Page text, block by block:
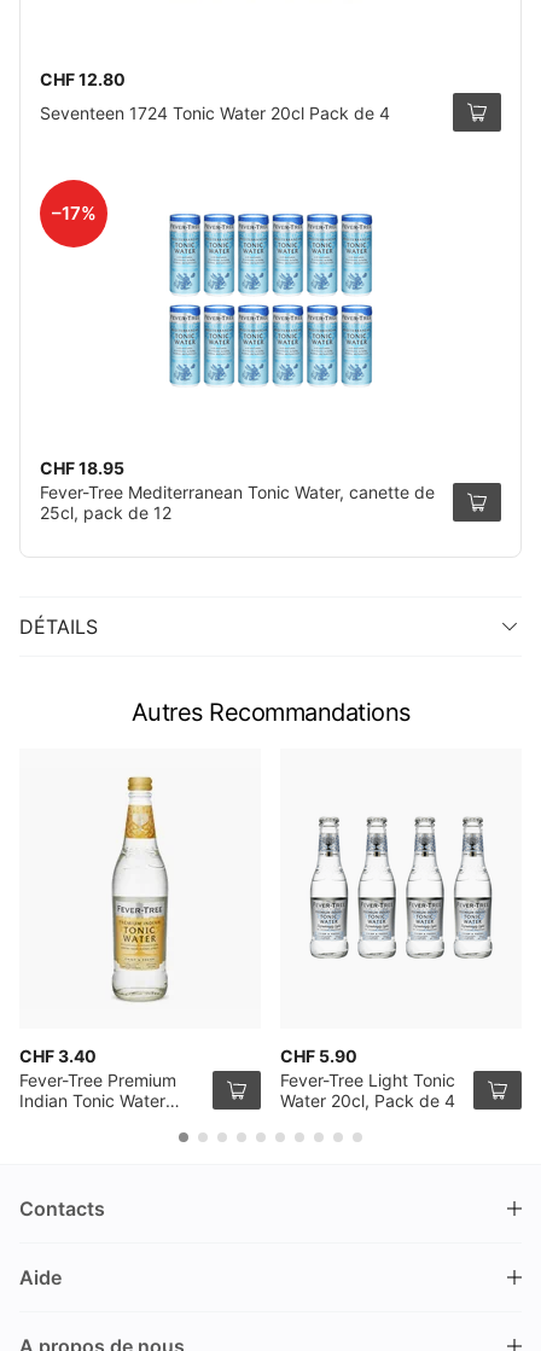
CHF 12.80
Seventeen 1724 Tonic Water 20cl Pack de 4
–17%
CHF 18.95
Fever-Tree Mediterranean Tonic Water, canette de
25cl, pack de 12
DÉTAILS
Autres Recommandations
CHF 3.40
Fever-Tree Premium
Indian Tonic Water
CHF 5.90
Fever-Tree Light Tonic
Water 20cl, Pack de 4
Contacts
Nüschelerstrasse 35
Suisse
Aide
A propos de nous